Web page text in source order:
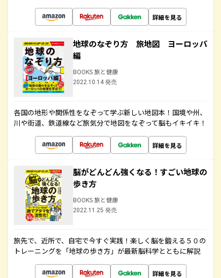
詳細を見る
地球のなぞり方 旅地図 ヨーロッパ
編
BOOKS 旅と健康
2022.10.14 発売
各国の地形や関係性をなぞって学ぶ新しい地図本！国境や州、
川や街道、鉄道線など旅気分で地図をなぞって脳もイキイキ！
詳細を見る
脳がどんどん強くなる！すごい地球の
歩き方
BOOKS 旅と健康
2022.11.25 発売
旅先で、近所で、自宅で今すぐ実践！楽しく脳を鍛える５０の
トレーニングを「地球の歩き方」が最新脳科学とともに解説
詳細を見る